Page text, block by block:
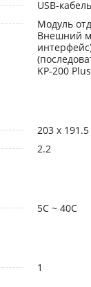
USB-
Модуль
Внешний
KP-200
203 x
2.2
5С ~ 40С
1